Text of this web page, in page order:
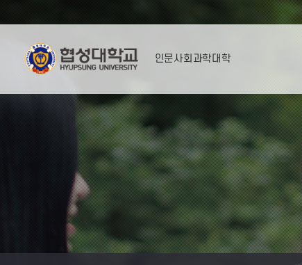
인문사회과학대학